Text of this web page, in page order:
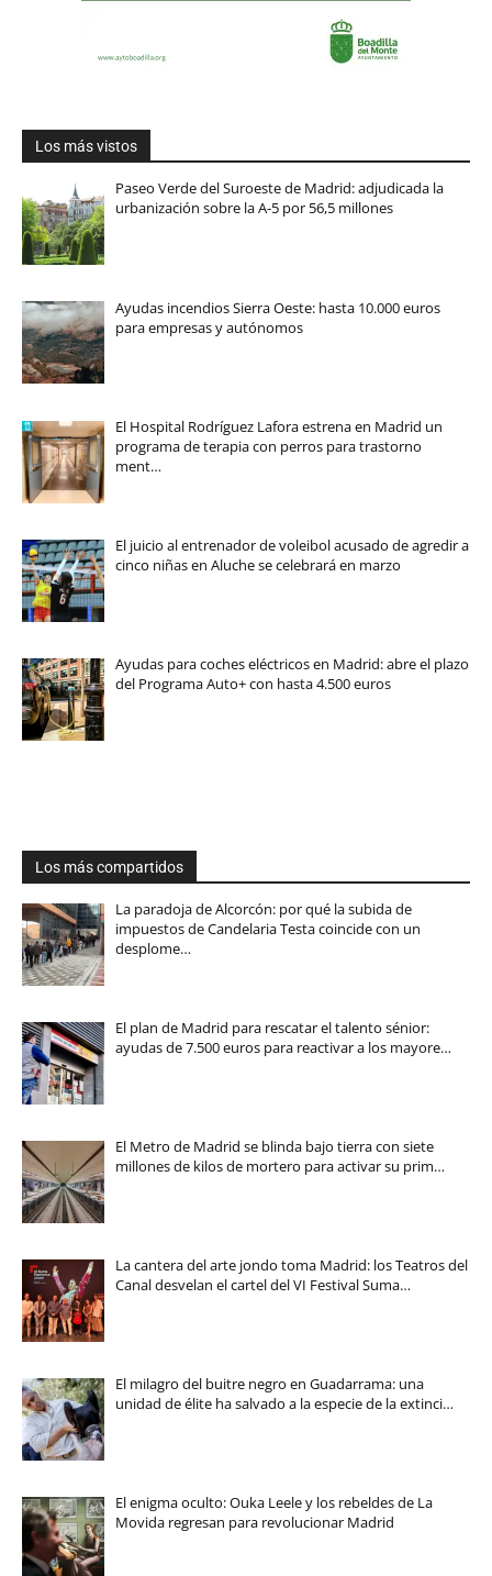
Los más vistos
Paseo Verde del Suroeste de Madrid: adjudicada la
urbanización sobre la A-5 por 56,5 millones
Ayudas incendios Sierra Oeste: hasta 10.000 euros
para empresas y autónomos
El Hospital Rodríguez Lafora estrena en Madrid un
programa de terapia con perros para trastorno
ment…
El juicio al entrenador de voleibol acusado de agredir a
cinco niñas en Aluche se celebrará en marzo
Ayudas para coches eléctricos en Madrid: abre el plazo
del Programa Auto+ con hasta 4.500 euros
Los más compartidos
La paradoja de Alcorcón: por qué la subida de
impuestos de Candelaria Testa coincide con un
desplome…
El plan de Madrid para rescatar el talento sénior:
ayudas de 7.500 euros para reactivar a los mayore…
El Metro de Madrid se blinda bajo tierra con siete
millones de kilos de mortero para activar su prim…
La cantera del arte jondo toma Madrid: los Teatros del
Canal desvelan el cartel del VI Festival Suma…
El milagro del buitre negro en Guadarrama: una
unidad de élite ha salvado a la especie de la extinci…
El enigma oculto: Ouka Leele y los rebeldes de La
Movida regresan para revolucionar Madrid